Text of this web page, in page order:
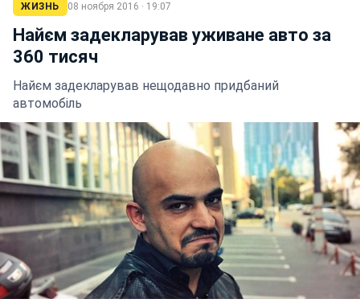
ЖИЗНЬ 08 ноября 2016 · 19:07
Найєм задекларував уживане авто за
360 тисяч
Найєм задекларував нещодавно придбаний
автомобіль